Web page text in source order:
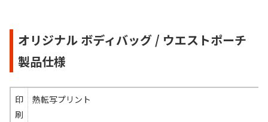
オリジナル ボディバッグ / ウエストポーチ
製品仕様
印
刷
熱転写プリント